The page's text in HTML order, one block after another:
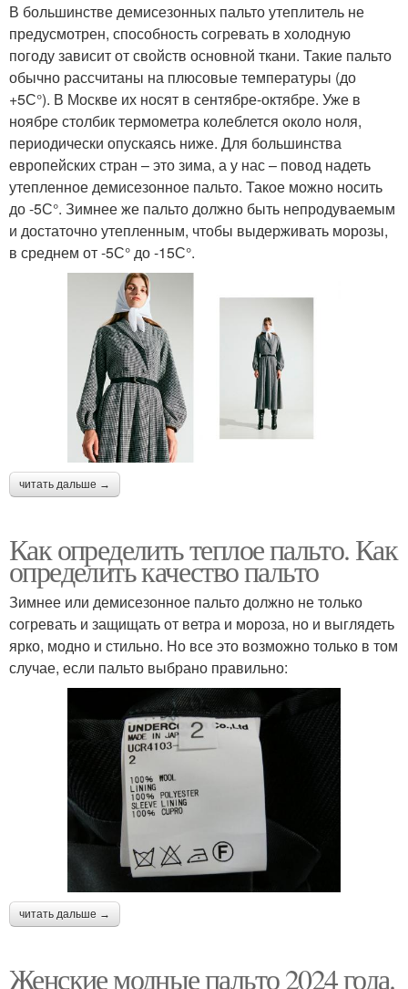
В большинстве демисезонных пальто утеплитель не
предусмотрен, способность согревать в холодную
погоду зависит от свойств основной ткани. Такие пальто
обычно рассчитаны на плюсовые температуры (до
+5С°). В Москве их носят в сентябре-октябре. Уже в
ноябре столбик термометра колеблется около ноля,
периодически опускаясь ниже. Для большинства
европейских стран – это зима, а у нас – повод надеть
утепленное демисезонное пальто. Такое можно носить
до -5С°. Зимнее же пальто должно быть непродуваемым
и достаточно утепленным, чтобы выдерживать морозы,
в среднем от -5С° до -15С°.
читать дальше →
Как определить теплое пальто. Как
определить качество пальто
Зимнее или демисезонное пальто должно не только
согревать и защищать от ветра и мороза, но и выглядеть
ярко, модно и стильно. Но все это возможно только в том
случае, если пальто выбрано правильно:
читать дальше →
Женские модные пальто 2024 года.